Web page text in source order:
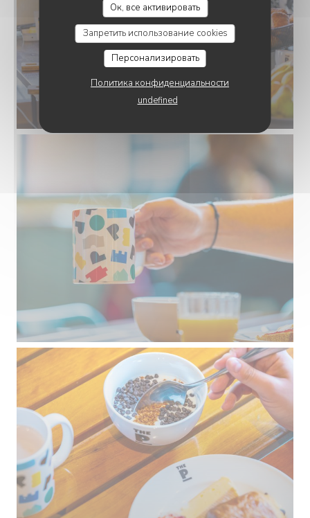
Ок, все активировать
Запретить использование cookies
Персонализировать
Политика конфиденциальности
undefined